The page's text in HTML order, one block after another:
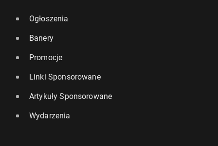
Ogłoszenia
Banery
Promocje
Linki Sponsorowane
Artykuły Sponsorowane
Wydarzenia